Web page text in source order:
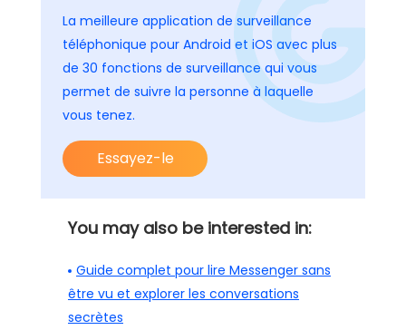
La meilleure application de surveillance
téléphonique pour Android et iOS avec plus
de 30 fonctions de surveillance qui vous
permet de suivre la personne à laquelle
vous tenez.
Essayez-le
You may also be interested in:
Guide complet pour lire Messenger sans
être vu et explorer les conversations
secrètes